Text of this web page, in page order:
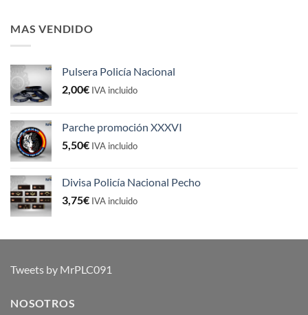
MAS VENDIDO
Pulsera Policía Nacional
2,00€ IVA incluido
Parche promoción XXXVI
5,50€ IVA incluido
Divisa Policía Nacional Pecho
3,75€ IVA incluido
Tweets by MrPLC091
NOSOTROS